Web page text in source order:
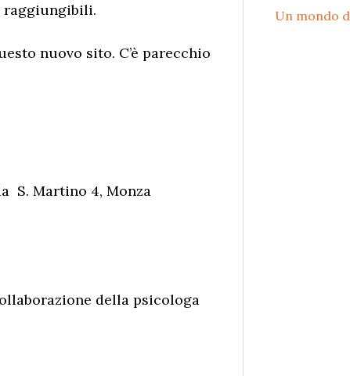
raggiungibili.
nuovo sito. C’è parecchio
S. Martino 4, Monza
della psicologa
Un mondo